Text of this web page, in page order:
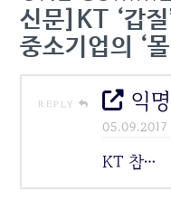
했다. 애플의 고자세에 통
제조사와 함께 지원금을…
신문]KT ‘갑
중소기업의 ‘몰
REPLY 익명
05.09.2017
KT 참…